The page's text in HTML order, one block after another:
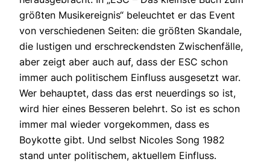
größten Musikereignis“ beleuchtet er das Event
von verschiedenen Seiten: die größten Skandale,
die lustigen und erschreckendsten Zwischenfälle,
aber zeigt aber auch auf, dass der ESC schon
immer auch politischem Einfluss ausgesetzt war.
Wer behauptet, dass das erst neuerdings so ist,
wird hier eines Besseren belehrt. So ist es schon
immer mal wieder vorgekommen, dass es
Boykotte gibt. Und selbst Nicoles Song 1982
stand unter politischem, aktuellem Einfluss.